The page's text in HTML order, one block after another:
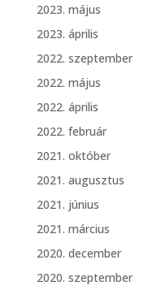
2023. május
2023. április
2022. szeptember
2022. május
2022. április
2022. február
2021. október
2021. augusztus
2021. június
2021. március
2020. december
2020. szeptember